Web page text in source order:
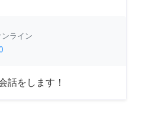
ンライン
話をします！